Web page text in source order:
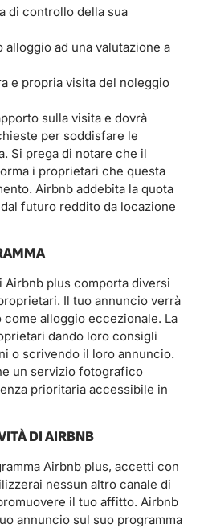
di controllo della sua
ad una valutazione a
e propria visita del noleggio
sulla visita e dovrà
per soddisfare le
Si prega di notare che il
i proprietari che questa
Airbnb addebita la quota
futuro reddito da locazione
Airbnb plus comporta diversi
Il tuo annuncio verrà
alloggio eccezionale. La
dando loro consigli
o scrivendo il loro annuncio.
un servizio fotografico
prioritaria accessibile in
DI AIRBNB
Airbnb plus, accetti con
nessun altro canale di
il tuo affitto. Airbnb
annuncio sul suo programma